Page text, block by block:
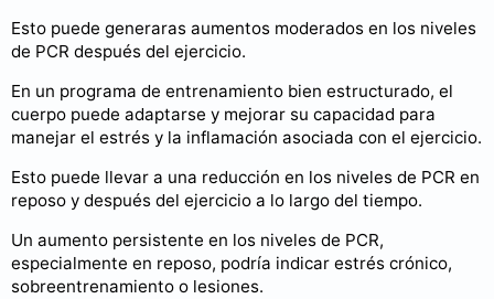
Esto puede generaras aumentos moderados en los niveles
de PCR después del ejercicio.
En un programa de entrenamiento bien estructurado, el
cuerpo puede adaptarse y mejorar su capacidad para
manejar el estrés y la inflamación asociada con el ejercicio.
Esto puede llevar a una reducción en los niveles de PCR en
reposo y después del ejercicio a lo largo del tiempo.
Un aumento persistente en los niveles de PCR,
especialmente en reposo, podría indicar estrés crónico,
sobreentrenamiento o lesiones.